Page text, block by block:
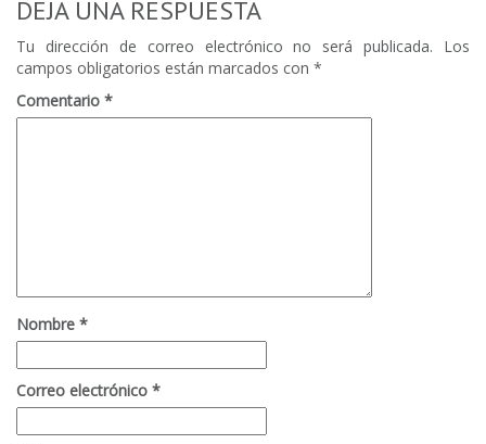
DEJA UNA RESPUESTA
Tu dirección de correo electrónico no será publicada.
Los
campos obligatorios están marcados con *
Comentario *
Nombre *
Correo electrónico *